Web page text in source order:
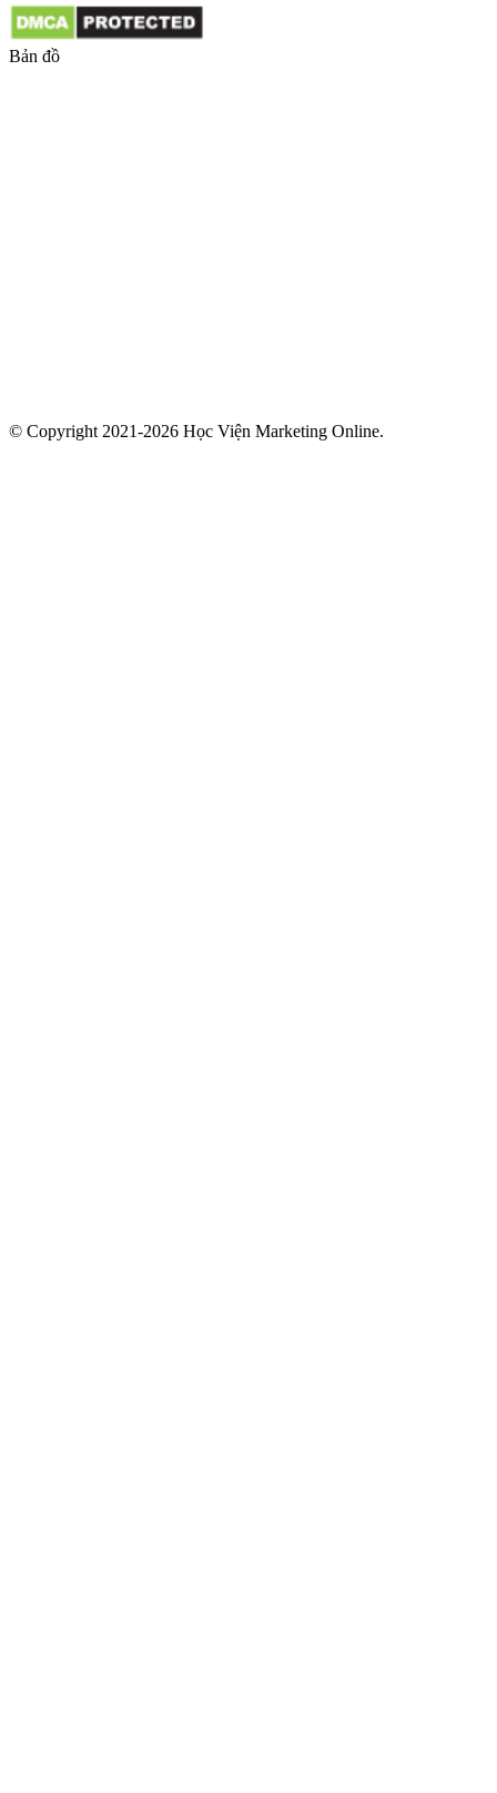
Bản đồ
© Copyright 2021-2026 Học Viện Marketing Online.